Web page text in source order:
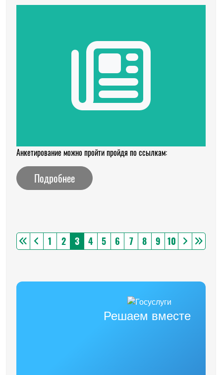
Анкетирование можно пройти пройдя по ссылкам:
Подробнее
1 2 3 4 5 6 7 8 9 10
Решаем вместе